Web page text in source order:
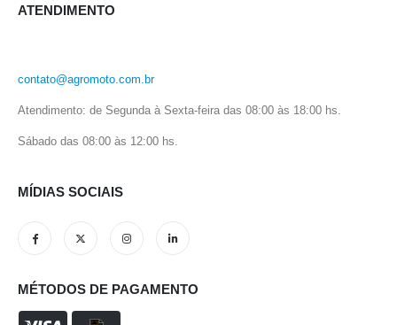
ATENDIMENTO
contato@agromoto.com.br
Atendimento: de Segunda à Sexta-feira das 08:00 às 18:00 hs.
Sábado das 08:00 às 12:00 hs.
MÍDIAS SOCIAIS
MÉTODOS DE PAGAMENTO